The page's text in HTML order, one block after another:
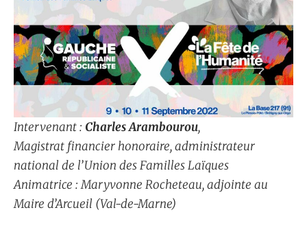
Intervenant : Charles Arambourou,
Magistrat financier honoraire, administrateur
national de l’Union des Familles Laïques
Animatrice : Maryvonne Rocheteau, adjointe au
Maire d’Arcueil (Val-de-Marne)